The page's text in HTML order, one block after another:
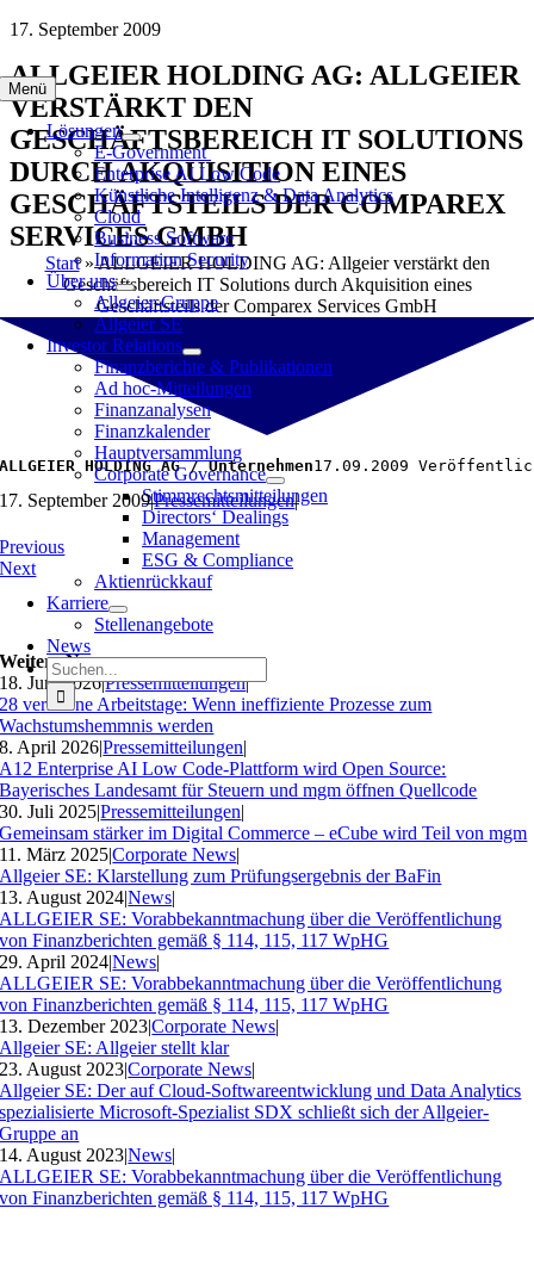
Zum
springen
Menü
Lösungen
E-Government
Enterprise AI Low Code
Künstliche Intelligenz & Data Analytics
Cloud
Business Software
Information Security
Über uns
Allgeier-Gruppe
Allgeier SE
Investor Relations
Finanzberichte & Publikationen
Ad hoc-Mitteilungen
Finanzanalysen
Finanzkalender
Hauptversammlung
Corporate Governance
Stimmrechtsmitteilungen
Directors‘ Dealings
Management
ESG & Compliance
Aktienrückkauf
Karriere
Stellenangebote
News
Suche
nach:
17. September 2009
ALLGEIER HOLDING AG: ALLGEIER
VERSTÄRKT DEN
GESCHÄFTSBEREICH IT SOLUTIONS
DURCH AKQUISITION EINES
GESCHÄFTSTEILS DER COMPAREX
SERVICES GMBH
Start»ALLGEIER HOLDING AG: Allgeier verstärkt den
Geschäftsbereich IT Solutions durch Akquisition eines
Geschäftsteils der Comparex Services GmbH
ALLGEIER HOLDING AG / Unternehmen17.09.2009
17. September 2009|Pressemitteilungen|
Previous
Next
Weitere News
18. Juni 2026|Pressemitteilungen|
28 verlorene Arbeitstage: Wenn ineffiziente Prozesse zum
Wachstumshemmnis werden
8. April 2026|Pressemitteilungen|
A12 Enterprise AI Low Code-Plattform wird Open Source:
Bayerisches Landesamt für Steuern und mgm öffnen Quellcode
30. Juli 2025|Pressemitteilungen|
Gemeinsam stärker im Digital Commerce – eCube wird Teil von mgm
11. März 2025|Corporate News|
Allgeier SE: Klarstellung zum Prüfungsergebnis der BaFin
13. August 2024|News|
ALLGEIER SE: Vorabbekanntmachung über die Veröffentlichung
von Finanzberichten gemäß § 114, 115, 117 WpHG
29. April 2024|News|
ALLGEIER SE: Vorabbekanntmachung über die Veröffentlichung
von Finanzberichten gemäß § 114, 115, 117 WpHG
13. Dezember 2023|Corporate News|
Allgeier SE: Allgeier stellt klar
23. August 2023|Corporate News|
Allgeier SE: Der auf Cloud-Softwareentwicklung und Data Analytics
spezialisierte Microsoft-Spezialist SDX schließt sich der Allgeier-
Gruppe an
14. August 2023|News|
ALLGEIER SE: Vorabbekanntmachung über die Veröffentlichung
von Finanzberichten gemäß § 114, 115, 117 WpHG